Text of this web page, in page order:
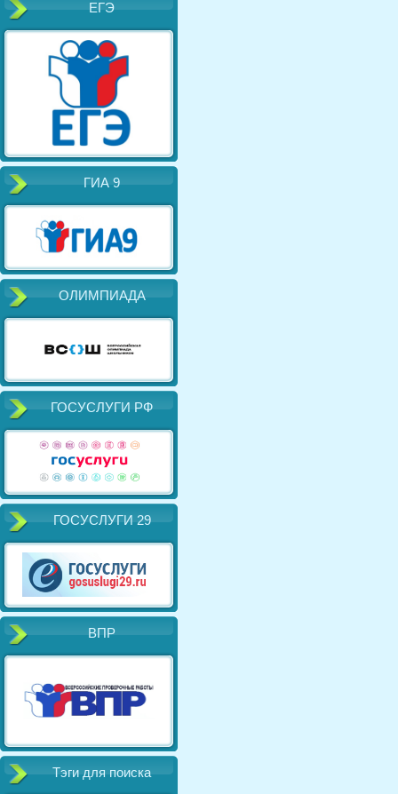
ЕГЭ
ГИА 9
ОЛИМПИАДА
ГОСУСЛУГИ РФ
ГОСУСЛУГИ 29
ВПР
Тэги для поиска